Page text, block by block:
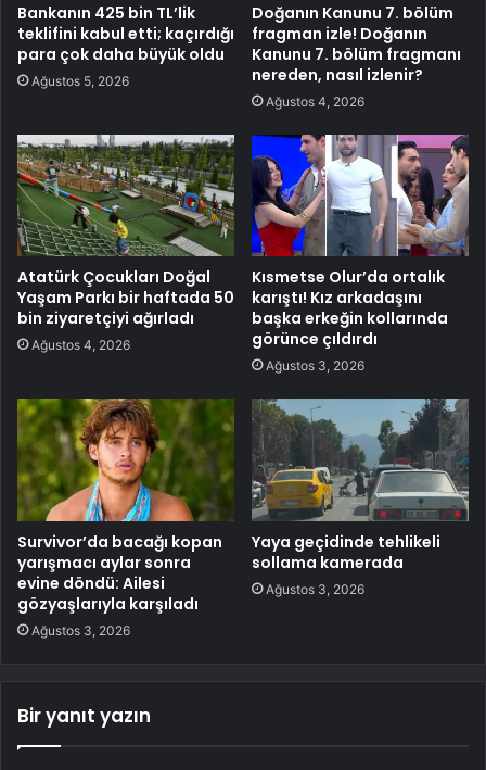
Bankanın 425 bin TL’lik
teklifini kabul etti; kaçırdığı
para çok daha büyük oldu
Ağustos 5, 2026
Doğanın Kanunu 7. bölüm
fragman izle! Doğanın
Kanunu 7. bölüm fragmanı
nereden, nasıl izlenir?
Ağustos 4, 2026
Atatürk Çocukları Doğal
Yaşam Parkı bir haftada 50
bin ziyaretçiyi ağırladı
Ağustos 4, 2026
Kısmetse Olur’da ortalık
karıştı! Kız arkadaşını
başka erkeğin kollarında
görünce çıldırdı
Ağustos 3, 2026
Survivor’da bacağı kopan
yarışmacı aylar sonra
evine döndü: Ailesi
gözyaşlarıyla karşıladı
Ağustos 3, 2026
Yaya geçidinde tehlikeli
sollama kamerada
Ağustos 3, 2026
Bir yanıt yazın